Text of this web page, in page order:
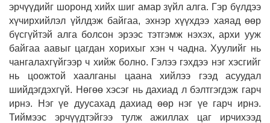
эрчүүдийг шоронд хийх шиг амар зүйл алга. Гэр бүлдээ
хүчирхийлэл үйлдэж байгаа, эхнэр хүүхдээ хаяад өөр
бүсгүйтэй алга болсон эрээс тэтгэмж нэхэх, архи ууж
байгаа аавыг цагдан хорихыг хэн ч чадна. Хуулийг нь
чангалахгүйгээр ч хийж болно. Гэлээ гэхдээ нэг хэсгийг
нь цоожтой хаалганы цаана хийлээ гээд асуудал
шийдэгдэхгүй. Нөгөө хэсэг нь дахиад л бэлтгэгдэж гарч
ирнэ. Нэг үе дуусахад дахиад өөр нэг үе гарч ирнэ.
Тиймээс эрчүүдтэйгээ тулж ажиллах цаг ирчихээд